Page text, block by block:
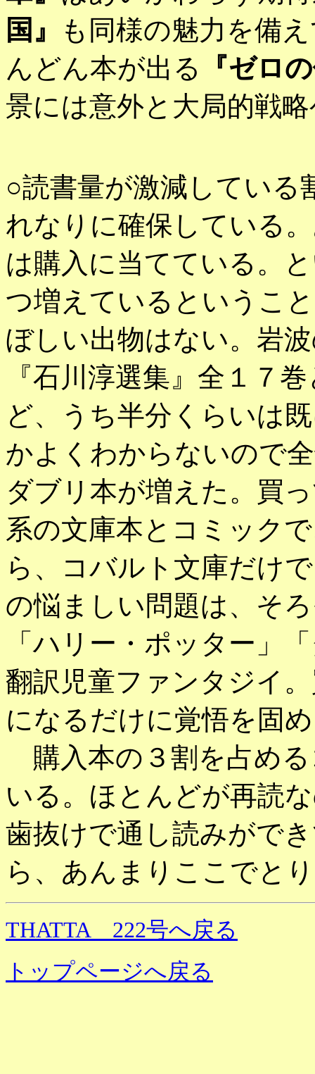
国』
も同様の魅力を備
んどん本が出る
『ゼロ
景には意外と大局的戦
○読書量が激減している
れなりに確保している
は購入に当てている。
つ増えているというこ
ぼしい出物はない。岩
『石川淳選集』全１７
ど、うち半分くらいは
かよくわからないので
ダブリ本が増えた。買
系の文庫本とコミック
ら、コバルト文庫だけ
の悩ましい問題は、そ
「ハリー・ポッター」
翻訳児童ファンタジイ
になるだけに覚悟を固
購入本の３割を占め
いる。ほとんどが再読
歯抜けで通し読みがで
ら、あんまりここでと
THATTA 222号へ戻る
トップページへ戻る